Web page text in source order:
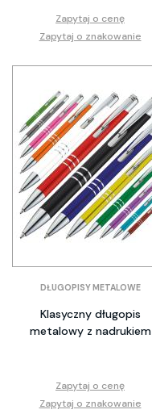
Zapytaj o cenę
Zapytaj o znakowanie
DŁUGOPISY METALOWE
Klasyczny długopis
metalowy z nadrukiem
Zapytaj o cenę
Zapytaj o znakowanie